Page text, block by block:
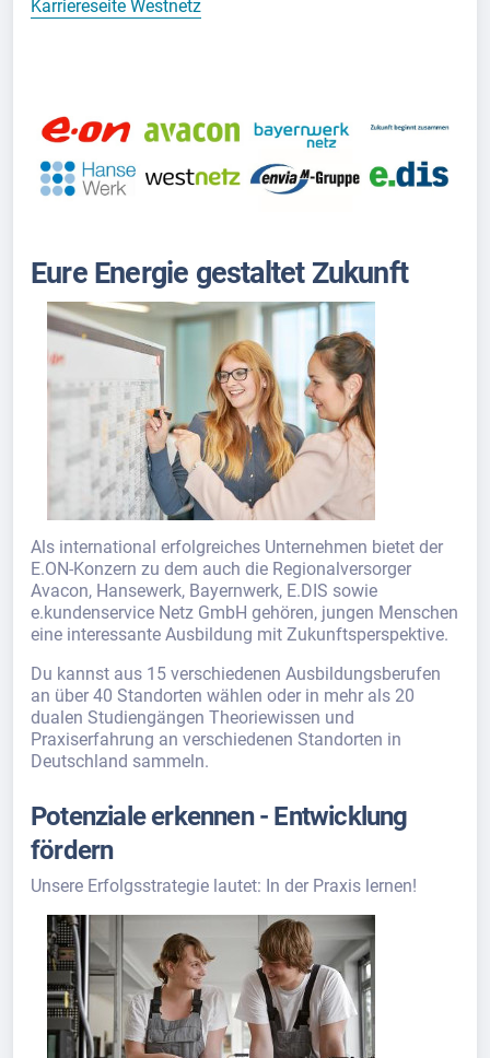
Karriereseite Westnetz
Eure Energie gestaltet Zukunft
Als international erfolgreiches Unternehmen bietet der
E.ON-Konzern zu dem auch die Regionalversorger
Avacon, Hansewerk, Bayernwerk, E.DIS sowie
e.kundenservice Netz GmbH gehören, jungen Menschen
eine interessante Ausbildung mit Zukunftsperspektive.
Du kannst aus 15 verschiedenen Ausbildungsberufen
an über 40 Standorten wählen oder in mehr als 20
dualen Studiengängen Theoriewissen und
Praxiserfahrung an verschiedenen Standorten in
Deutschland sammeln.
Potenziale erkennen - Entwicklung
fördern
Unsere Erfolgsstrategie lautet: In der Praxis lernen!